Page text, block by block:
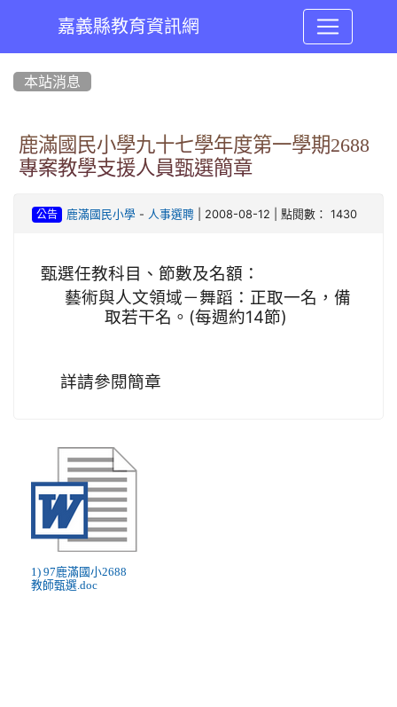
嘉義縣教育資訊網
本站消息
鹿滿國民小學九十七學年度第一學期2688
專案教學支援人員甄選簡章
公告 鹿滿國民小學- 人事選聘| 2008-08-12 | 點閱數： 1430
甄選任教科目、節數及名額 ：
藝術與人文領域－舞蹈：正取一名，備
取若干名。 (每週約14節)
詳請參閱簡章
1) 97鹿滿國小2688
教師甄選.doc